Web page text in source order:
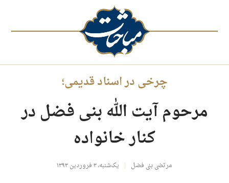
چرخی در اسناد قدیمی؛
مرحوم آیت الله بنی فضل در
کنار خانواده
مرتضی بنی فضل یک‌شنبه، ۳ فروردین ۱۳۹۳